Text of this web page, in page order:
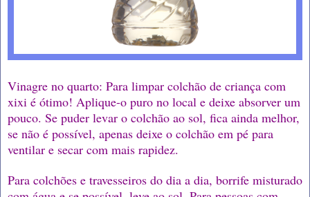
Vinagre no quarto: Para limpar colchão de criança com
xixi é ótimo! Aplique-o puro no local e deixe absorver um
pouco. Se puder levar o colchão ao sol, fica ainda melhor,
se não é possível, apenas deixe o colchão em pé para
ventilar e secar com mais rapidez.
Para colchões e travesseiros do dia a dia, borrife misturado